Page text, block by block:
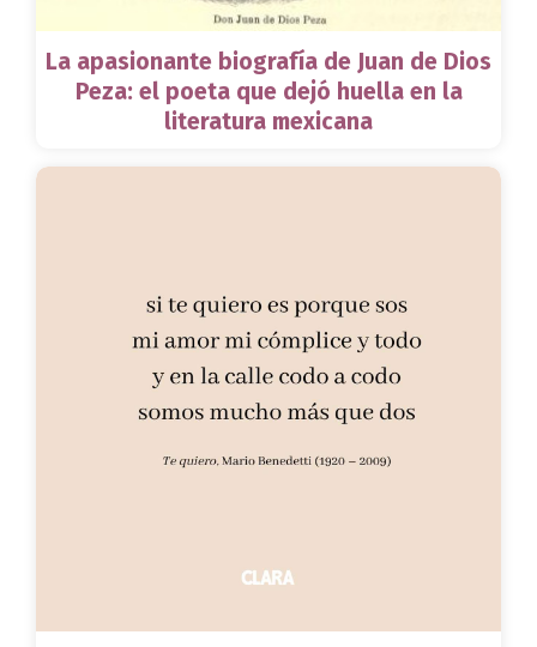
La apasionante biografía de Juan de Dios
Peza: el poeta que dejó huella en la
literatura mexicana